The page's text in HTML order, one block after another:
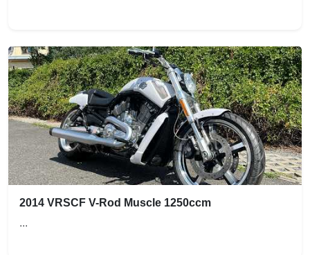
2014 VRSCF V-Rod Muscle 1250ccm
...